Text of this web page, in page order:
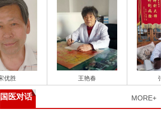
王艳春 张耀平
国医对话 MORE+